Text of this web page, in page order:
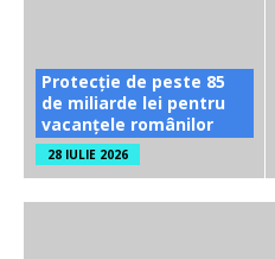
Protecție de peste 85
de miliarde lei pentru
vacanțele românilor
28 IULIE 2026